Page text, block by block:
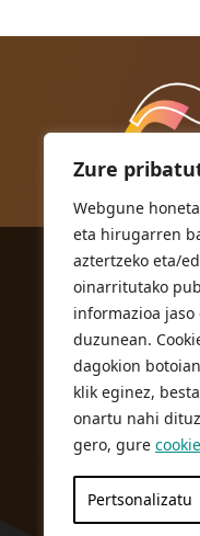
Zure
Webgune
eta hirugarren
aztertzeko eta/
oinarritutako
informazioa
duzunean.
dagokion
klik eginez,
onartu nahi
gero, gure
Pertsonalizatu
ORIOKO
Herriko
20810
T. 943